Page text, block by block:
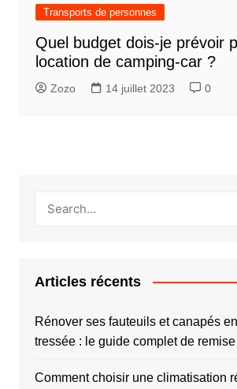
Transports de personnes
Quel budget dois-je prévoir
location de camping-car ?
Zozo 14 juillet 2023 0
Articles récents
Rénover ses fauteuils et canapés
tressée : le guide complet de
Comment choisir une climatisation